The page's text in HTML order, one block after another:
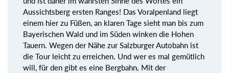
Aussichtsberg ersten Ranges! Das Voralpenland liegt
einem hier zu Füßen, an klaren Tage sieht man bis zum
Bayerischen Wald und im Süden winken die Hohen
Tauern. Wegen der Nähe zur Salzburger Autobahn ist
die Tour leicht zu erreichen. Und wer es mal gemütlich
will, für den gibt es eine Bergbahn. Mit der